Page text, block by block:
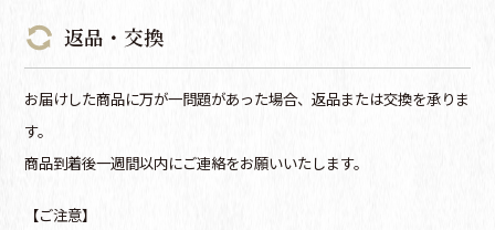
返品・交換
お届けした商品に万が一問題があった場合、返品または交換を承りま
す。
商品到着後一週間以内にご連絡をお願いいたします。
【ご注意】